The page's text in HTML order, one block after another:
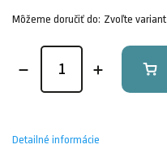
Môžeme doručiť do: Zvoľte variant
Detailné informácie